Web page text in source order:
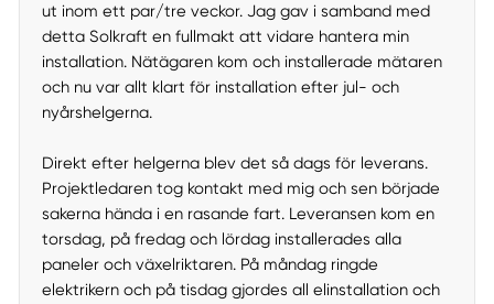
ut inom ett par/tre veckor. Jag gav i samband med
detta Solkraft en fullmakt att vidare hantera min
installation. Nätägaren kom och installerade mätaren
och nu var allt klart för installation efter jul- och
nyårshelgerna.
Direkt efter helgerna blev det så dags för leverans.
Projektledaren tog kontakt med mig och sen började
sakerna hända i en rasande fart. Leveransen kom en
torsdag, på fredag och lördag installerades alla
paneler och växelriktaren. På måndag ringde
elektrikern och på tisdag gjordes all elinstallation och